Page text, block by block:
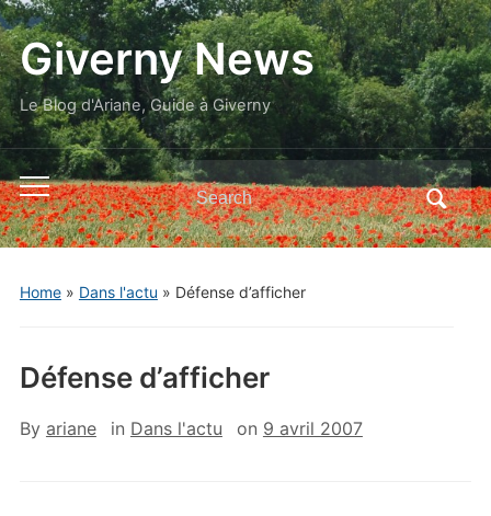
Giverny News
Le Blog d'Ariane, Guide à Giverny
Toggle
mobile
menu
Search
for:
Home» Dans l'actu » Défense d’afficher
Défense d’afficher
By ariane in Dans l'actu on 9 avril 2007